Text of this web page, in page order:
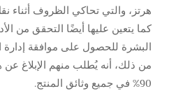
هرتز، والتي تحاكي الظروف أثناء
كما يتعين عليها أيضًا التحقق من
من ذلك، أنه يُطلب منهم الإبلاغ
90% في جميع وثائق المنتج.